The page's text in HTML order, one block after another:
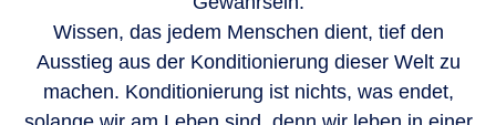
Wissen, das jedem Menschen dient, tief den
Ausstieg aus der Konditionierung dieser Welt zu
machen. Konditionierung ist nichts, was endet,